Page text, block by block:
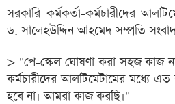
সরকারি কর্মকর্তা-কর্মচারীদের
ড. সালেহউদ্দিন আহমেদ সম্প্রতি
> "পে-স্কেল ঘোষণা করা সহজ কাজ
কর্মচারীদের আলটিমেটামের মধ্যে
হবে না। আমরা কাজ করছি।"